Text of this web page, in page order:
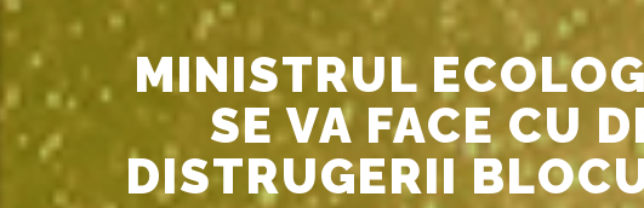
MINISTRUL
SE VA FACE CU
DISTRUGERII